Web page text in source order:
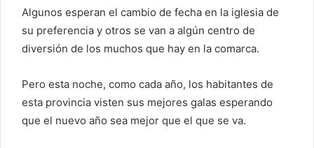
Algunos esperan el cambio de fecha en la iglesia de
su preferencia y otros se van a algún centro de
diversión de los muchos que hay en la comarca.
Pero esta noche, como cada año, los habitantes de
esta provincia visten sus mejores galas esperando
que el nuevo año sea mejor que el que se va.